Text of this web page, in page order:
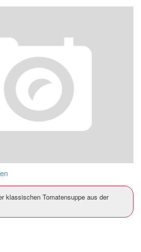
klassischen Tomatensuppe aus der